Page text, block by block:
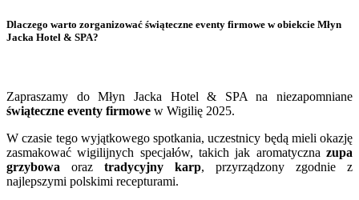
Dlaczego warto zorganizować świąteczne eventy firmowe w obiekcie Młyn
Jacka Hotel & SPA?
Zapraszamy do Młyn Jacka Hotel & SPA na niezapomniane
świąteczne eventy firmowe w Wigilię 2025.
W czasie tego wyjątkowego spotkania, uczestnicy będą mieli okazję
zasmakować wigilijnych specjałów, takich jak aromatyczna zupa
grzybowa oraz tradycyjny karp, przyrządzony zgodnie z
najlepszymi polskimi recepturami.